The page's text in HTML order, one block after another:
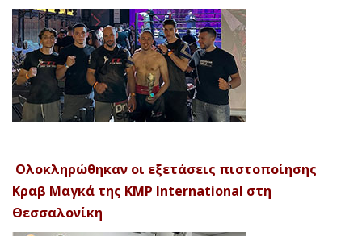
Ολοκληρώθηκαν οι εξετάσεις πιστοποίησης
Κραβ Μαγκά της KMP International στη
Θεσσαλονίκη